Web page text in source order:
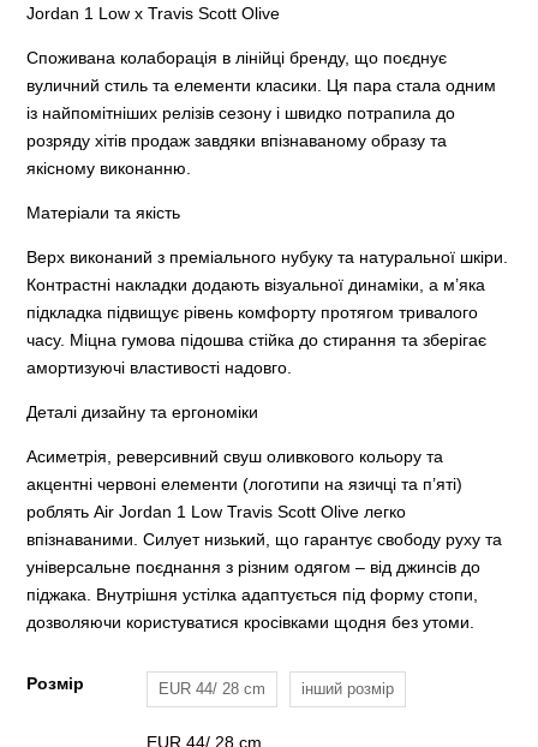
Jordan 1 Low x Travis Scott Olive
Споживана колаборація в лінійці бренду, що поєднує
вуличний стиль та елементи класики. Ця пара стала одним
із найпомітніших релізів сезону і швидко потрапила до
розряду хітів продаж завдяки впізнаваному образу та
якісному виконанню.
Матеріали та якість
Верх виконаний з преміального нубуку та натуральної шкіри.
Контрастні накладки додають візуальної динаміки, а м’яка
підкладка підвищує рівень комфорту протягом тривалого
часу. Міцна гумова підошва стійка до стирання та зберігає
амортизуючі властивості надовго.
Деталі дизайну та ергономіки
Асиметрія, реверсивний свуш оливкового кольору та
акцентні червоні елементи (логотипи на язичці та п’яті)
роблять Air Jordan 1 Low Travis Scott Olive легко
впізнаваними. Силует низький, що гарантує свободу руху та
універсальне поєднання з різним одягом – від джинсів до
піджака. Внутрішня устілка адаптується під форму стопи,
дозволяючи користуватися кросівками щодня без утоми.
Розмір EUR 44/ 28 cm інший розмір
EUR 44/ 28 cm